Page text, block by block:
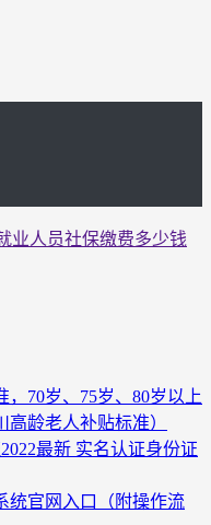
业人员社保缴费多少钱
，70岁、75岁、80岁以上
龄老人补贴标准）
最新 实名认证身份证
统官网入口（附操作流